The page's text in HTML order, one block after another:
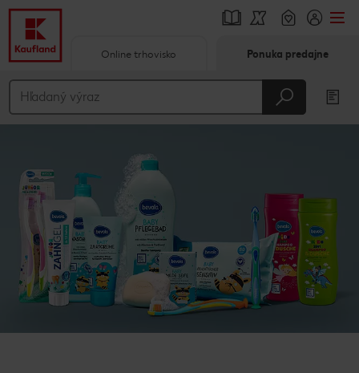
Hlavný obsah
Vyskakovací bočný panel
Online trhovisko Ponuka predajne